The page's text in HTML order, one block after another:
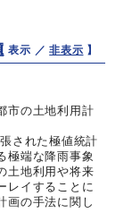
表示 ／非表示 】
市の土地利用計
された極値統計
極端な降雨事象
土地利用や将来
レイすることに
画の手法に関し